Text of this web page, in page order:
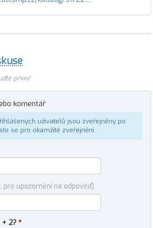
první!
komentář
uživatelů jsou zveřejněny po
se pro okamžité zveřejnění.
pro upozornění na odpověď)
+ 2? *